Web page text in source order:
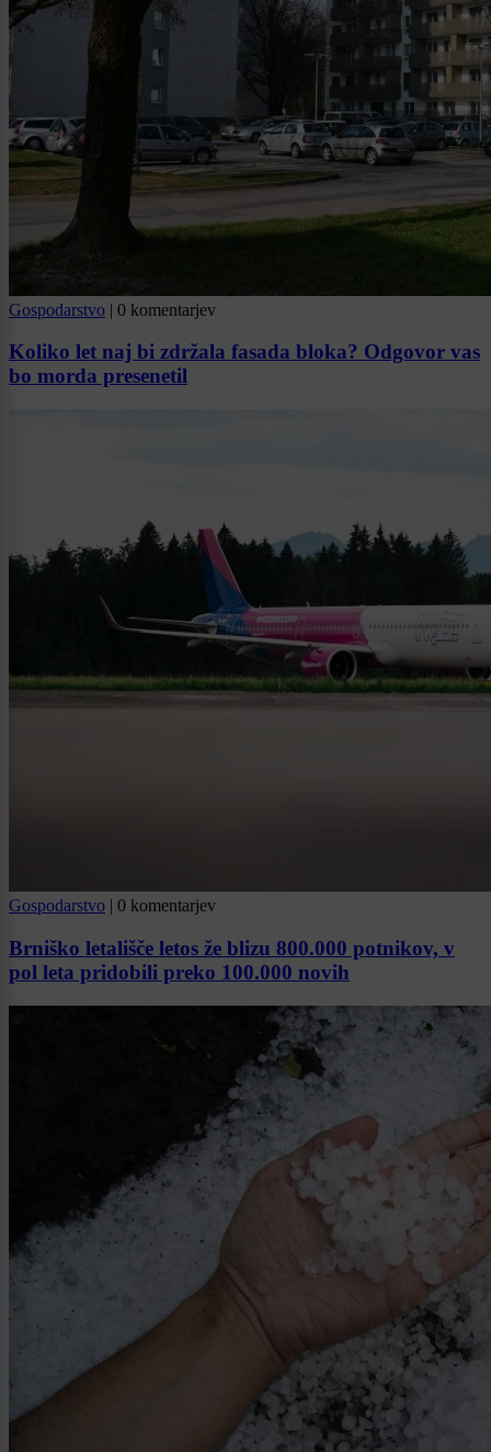
Gospodarstvo | 0 komentarjev
Koliko let naj bi zdržala fasada bloka? Odgovor vas
bo morda presenetil
Gospodarstvo | 0 komentarjev
Brniško letališče letos že blizu 800.000 potnikov, v
pol leta pridobili preko 100.000 novih